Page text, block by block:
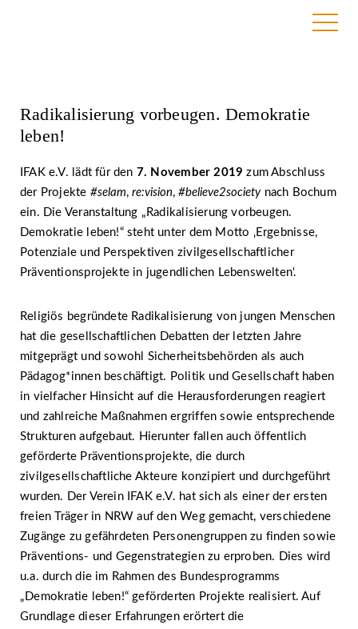
Radikalisierung vorbeugen. Demokratie
leben!
IFAK e.V. lädt für den 7. November 2019 zum Abschluss
der Projekte #selam,re:vision, #believe2societynach Bochum
ein. Die Veranstaltung „Radikalisierung vorbeugen.
Demokratie leben!“ steht unter dem Motto ‚Ergebnisse,
Potenziale und Perspektiven zivilgesellschaftlicher
Präventionsprojekte in jugendlichen Lebenswelten‘.
Religiös begründete Radikalisierung von jungen Menschen
hat die gesellschaftlichen Debatten der letzten Jahre
mitgeprägt und sowohl Sicherheitsbehörden als auch
Pädagog*innen beschäftigt. Politik und Gesellschaft haben
in vielfacher Hinsicht auf die Herausforderungen reagiert
und zahlreiche Maßnahmen ergriffen sowie entsprechende
Strukturen aufgebaut. Hierunter fallen auch öffentlich
geförderte Präventionsprojekte, die durch
zivilgesellschaftliche Akteure konzipiert und durchgeführt
wurden. Der Verein IFAK e.V. hat sich als einer der ersten
freien Träger in NRW auf den Weg gemacht, verschiedene
Zugänge zu gefährdeten Personengruppen zu finden sowie
Präventions- und Gegenstrategien zu erproben. Dies wird
u.a. durch die im Rahmen des Bundesprogramms
„Demokratie leben!“ geförderten Projekte realisiert. Auf
Grundlage dieser Erfahrungen erörtert die